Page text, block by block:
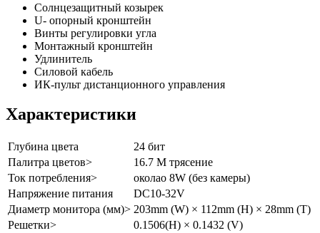
Солнцезащитный козырек
U- опорный кронштейн
Винты регулировки угла
Монтажный кронштейн
Удлинитель
Силовой кабель
ИК-пульт дистанционного управления
Характеристики
Глубина цвета
24 бит
Палитра цветов>
16.7 М трясение
Ток потребления>
околао 8W (без камеры)
Напряжение питания
DC10-32V
Диаметр монитора (мм)> 203mm (W) × 112mm (H) × 28mm (T)
Решетки>
0.1506(H) × 0.1432 (V)